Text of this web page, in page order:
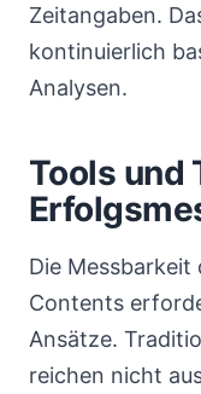
Zeitangaben.
kontinuierlich
Analysen.
Tools und
Die
Contents
Ansätze.
reichen nicht